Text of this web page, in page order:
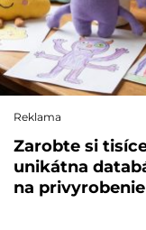
Reklama
Zarobte si
unikátna
na